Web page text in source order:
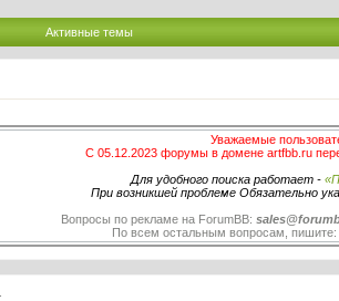
Активные темы
Уважаемые
С 05.12.2023 форумы в домене artfbb.ru
Для удобного поиска работает -
При возникшей проблеме Обязательно
Вопросы по рекламе на ForumBB:
По всем остальным вопросам,